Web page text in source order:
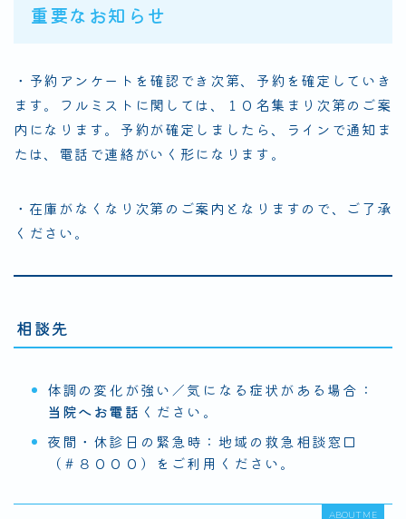
重要なお知らせ
・予約アンケートを確認でき次第、予約を確定していき
ます。フルミストに関しては、１０名集まり次第のご案
内になります。予約が確定しましたら、ラインで通知ま
たは、電話で連絡がいく形になります。
・在庫がなくなり次第のご案内となりますので、ご了承
ください。
相談先
体調の変化が強い／気になる症状がある場合：
当院へお電話 ください。
夜間・休診日の緊急時：地域の救急相談窓口
（＃８０００）をご利用ください。
ABOUT ME